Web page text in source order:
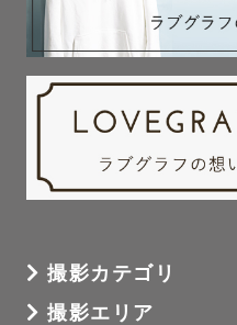
撮影カテゴリ
撮影エリア